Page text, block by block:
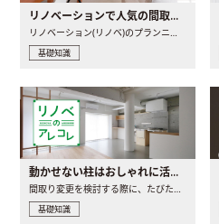
リノベーションで人気の間取りとは？トレンドの間取りと実例を徹底解説
リノベーション(リノベ)のプランニングで一番最初に決めるのは..
基礎知識
動かせない柱はおしゃれに活用！柱を魅せるリノベーション(リノベ)4選
間取り変更を検討する際に、たびたび皆さんの頭を悩ませる動か..
基礎知識